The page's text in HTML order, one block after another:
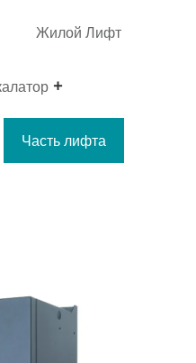
Жилой Лифт
Часть лифта